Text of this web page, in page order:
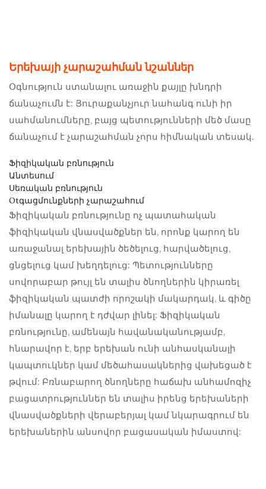
Երեխայի չարաշահման նշաններ
Օգնություն ստանալու առաջին քայլը խնդրի
ճանաչումն է: Յուրաքանչյուր նահանգ ունի իր
սահմանումները, բայց պետությունների մեծ մասը
ճանաչում է չարաշահման չորս հիմնական տեսակ.
Ֆիզիկական բռնություն
Անտեսում
Սեռական բռնություն
Otգացմունքների չարաշահում
Ֆիզիկական բռնությունը ոչ պատահական
ֆիզիկական վնասվածքներ են, որոնք կարող են
առաջանալ երեխային ծեծելուց, հարվածելուց,
ցնցելուց կամ խեղդելուց: Պետությունները
սովորաբար թույլ են տալիս ծնողներին կիրառել
ֆիզիկական պատժի որոշակի մակարդակ, և գիծը
իմանալը կարող է դժվար լինել: Ֆիզիկական
բռնությունը, ամենայն հավանականությամբ,
հնարավոր է, երբ երեխան ունի անհասկանալի
կապտուկներ կամ մեծահասակներից վախեցած է
թվում: Բռնաբարող ծնողները հաճախ անհամոզիչ
բացատրություններ են տալիս իրենց երեխաների
վնասվածքների վերաբերյալ կամ նկարագրում են
երեխաներին անսովոր բացասական իմաստով: